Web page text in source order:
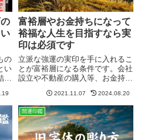
の
い
局
運
せ
富裕層やお金持ちになって
裕福な人生を目指すなら実
印は必須です
立派な強運の実印を手に入れるこ
とが富裕層になる条件です。会社
設立や不動産の購入等、お金持ち
事業には必ず実印が必要であり、
実印がないということはその世界
に入るスタートラインにすら立っ
ていないことを意味します。
2021.11.07 2024.08.20
開運印鑑